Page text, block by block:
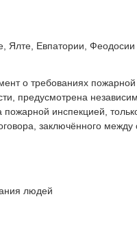
Ялте, Евпатории, Феодосии
о требованиях пожарной
предусмотрена
пожарной инспекцией,
заключённого между
людей